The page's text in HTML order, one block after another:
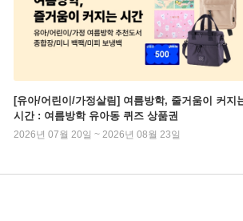
[유아/어린이/가정살림] 여름방학, 줄거움이 커지
시간 : 여름방학 유아동 퀴즈 상품권
2026년 07월 20일 ~ 2026년 08월 23일